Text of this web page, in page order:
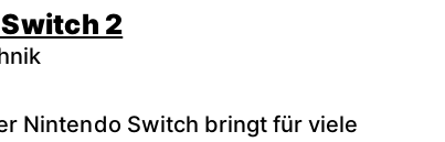
2
Nintendo Switch bringt für viele